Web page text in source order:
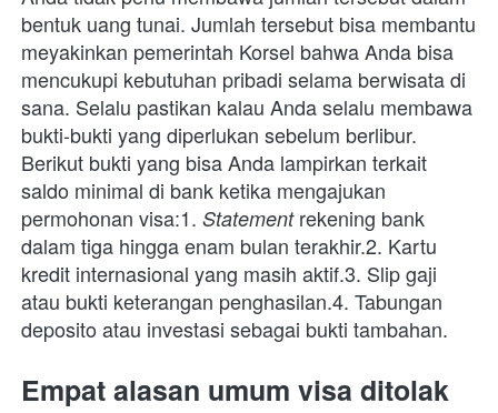
bentuk uang tunai. Jumlah tersebut bisa membantu
meyakinkan pemerintah Korsel bahwa Anda bisa
mencukupi kebutuhan pribadi selama berwisata di
sana. Selalu pastikan kalau Anda selalu membawa
bukti-bukti yang diperlukan sebelum berlibur.
Berikut bukti yang bisa Anda lampirkan terkait
saldo minimal di bank ketika mengajukan
permohonan visa:1. Statement rekening bank
dalam tiga hingga enam bulan terakhir.2. Kartu
kredit internasional yang masih aktif.3. Slip gaji
atau bukti keterangan penghasilan.4. Tabungan
deposito atau investasi sebagai bukti tambahan.
Empat alasan umum visa ditolak